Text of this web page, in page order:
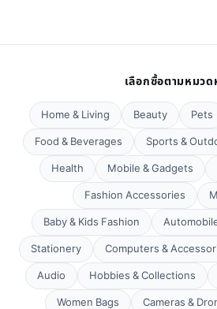
เลือกซื้อตามหมว
Home & Living Beauty Pets
Food & Beverages
Sports &
Health
Mobile & Gadgets
Fashion Accessories
Baby & Kids Fashion
Stationery
Computers &
Audio
Hobbies & Collections
Women Bags
Cameras &